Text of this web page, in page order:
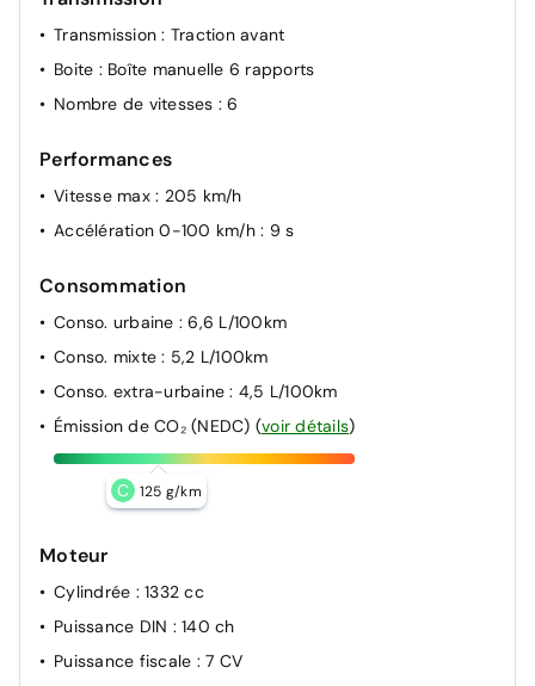
Transmission: Traction avant
Boite : Boîte manuelle 6 rapports
Nombre de vitesses : 6
Performances
Vitesse max : 205 km/h
Accélération 0-100 km/h : 9 s
Consommation
Conso. urbaine : 6,6 L/100km
Conso. mixte: 5,2 L/100km
Conso. extra-urbaine: 4,5 L/100km
Émission de CO₂ (NEDC) (voir détails)
C 125 g/km
Moteur
Cylindrée : 1332 cc
Puissance DIN : 140 ch
Puissance fiscale : 7 CV